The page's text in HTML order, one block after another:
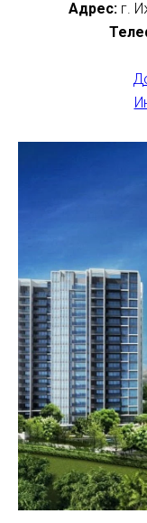
Адрес: г.